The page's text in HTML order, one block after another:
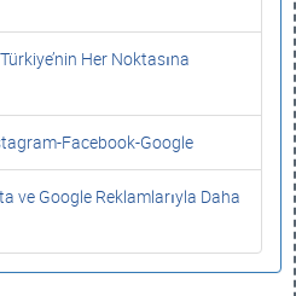
Her Noktasına
Facebook-Google
ve Google Reklamlarıyla Daha